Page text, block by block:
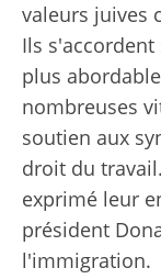
valeurs juives
Ils
plus
nombreuses
soutien aux
droit du
exprimé leur
président
l'immigration.